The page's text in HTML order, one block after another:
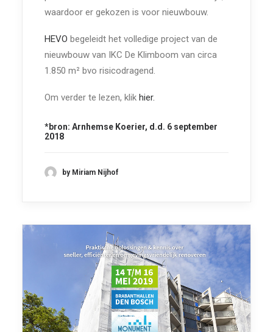
waardoor er gekozen is voor nieuwbouw.
HEVO begeleidt het volledige project van de
nieuwbouw van IKC De Klimboom van circa
1.850 m² bvo risicodragend.
Om verder te lezen, klik hier.
*bron: Arnhemse Koerier, d.d. 6 september
2018
by Miriam Nijhof